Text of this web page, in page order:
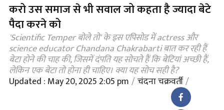
करो उस समाज से भी सवाल जो कहता है ज्यादा बेटे
पैदा करने को
'Scientific Temper बोले तो' के इस एपिसोड में actress और
science educator Chandana Chakrabarti बात कर रही हैं
बेटा होने की चाह की, जिसमें दंपति यह सोचते हैं कि बेटियां अच्छी हैं,
लेकिन एक बेटा तो होना ही चाहिए। क्या यह सोच सही है?
Updated : May 20, 2025 2:05 pm चंदना चक्रवर्ती